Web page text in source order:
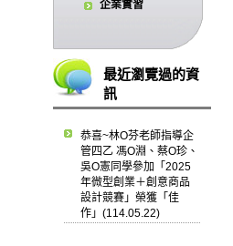
企業實習
最近瀏覽過的資
訊
恭喜~林O芬老師指導企
管四乙 馮O淵、蔡O珍、
吳O憲同學參加「2025
年微型創業＋創意商品
設計競賽」榮獲「佳
作」(114.05.22)